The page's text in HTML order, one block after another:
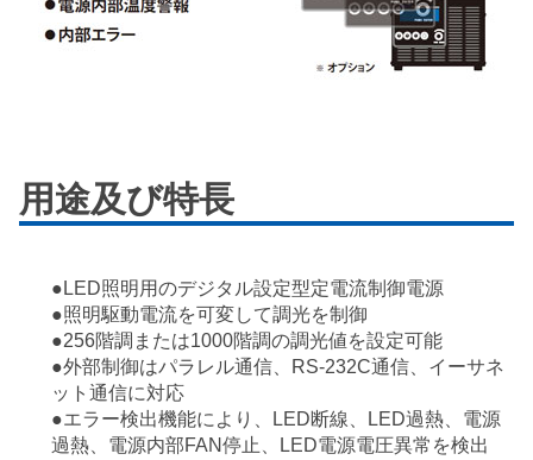
用途及び特長
●LED照明用のデジタル設定型定電流制御電源
●照明駆動電流を可変して調光を制御
●256階調または1000階調の調光値を設定可能
●外部制御はパラレル通信、RS-232C通信、イーサネ
ット通信に対応
●エラー検出機能により、LED断線、LED過熱、電源
過熱、電源内部FAN停止、LED電源電圧異常を検出